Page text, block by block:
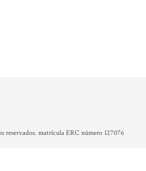
reservados. matrícula ERC número 127076